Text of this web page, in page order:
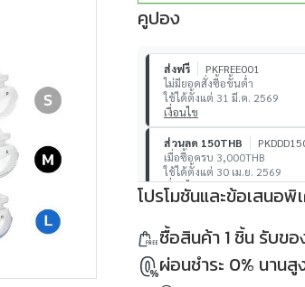
คูปอง
ส่งฟรี
PKFREE001
ไม่มียอดสั่งซื้อขั้นต่ำ
ใช้ได้ตั้งแต่ 31 มี.ค. 2569
เงื่อนไข
ส่วนลด 150THB
เมื่อซื้อครบ 3,000THB
ใช้ได้ตั้งแต่ 30 เม.ย. 2569
เงื่อนไข
เมื่อซื้อครบ 10,000THB
ใช้ได้ตั้งแต่ 30 เม.ย. 2569
เงื่อนไข
โปรโมชันและข้อเสนอพิ
ซื้อสินค้า 1 ชิ้น รับขอ
ผ่อนชำระ 0% นาน